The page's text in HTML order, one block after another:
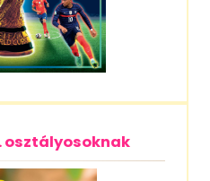
osztályosoknak